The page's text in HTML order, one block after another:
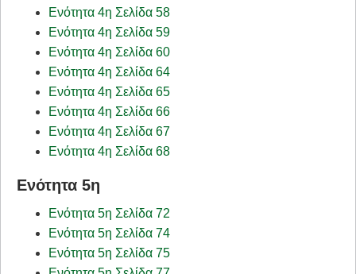
Ενότητα 4η Σελίδα 58
Ενότητα 4η Σελίδα 59
Ενότητα 4η Σελίδα 60
Ενότητα 4η Σελίδα 64
Ενότητα 4η Σελίδα 65
Ενότητα 4η Σελίδα 66
Ενότητα 4η Σελίδα 67
Ενότητα 4η Σελίδα 68
Ενότητα 5η
Ενότητα 5η Σελίδα 72
Ενότητα 5η Σελίδα 74
Ενότητα 5η Σελίδα 75